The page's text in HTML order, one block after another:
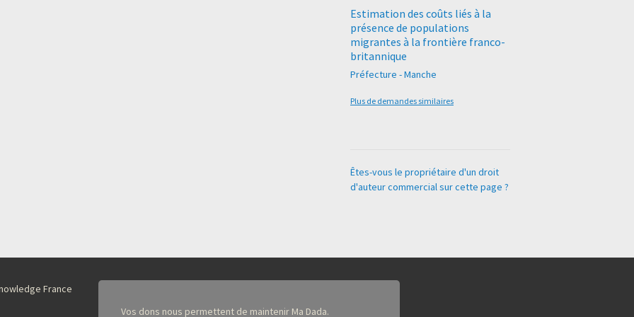
Estimation des coûts liés à la
présence de populations
migrantes à la frontière franco-
britannique
Préfecture - Manche
Plus de demandes similaires
Êtes-vous le propriétaire d'un droit
d'auteur commercial sur cette page ?
France
Vos dons nous permettent de maintenir Ma Dada.